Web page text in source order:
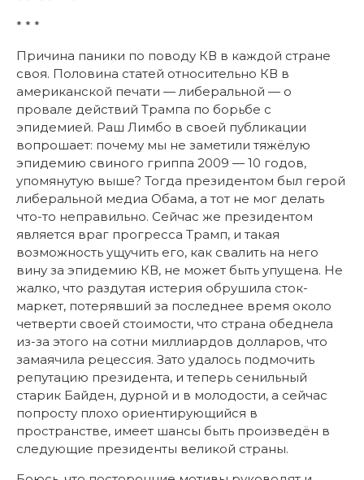
* * *
Причина паники по поводу КВ в каждой стране
своя. Половина статей относительно КВ в
американской печати — либеральной — о
провале действий Трампа по борьбе с
эпидемией. Раш Лимбо в своей публикации
вопрошает: почему мы не заметили тяжёлую
эпидемию свиного гриппа 2009 — 10 годов,
упомянутую выше? Тогда президентом был герой
либеральной медиа Обама, а тот не мог делать
что-то неправильно. Сейчас же президентом
является враг прогресса Трамп, и такая
возможность ущучить его, как свалить на него
вину за эпидемию КВ, не может быть упущена. Не
жалко, что раздутая истерия обрушила сток-
маркет, потерявший за последнее время около
четверти своей стоимости, что страна обеднела
из-за этого на сотни миллиардов долларов, что
замаячила рецессия. Зато удалось подмочить
репутацию президента, и теперь сенильный
старик Байден, дурной и в молодости, а сейчас
попросту плохо ориентирующийся в
пространстве, имеет шансы быть произведён в
следующие президенты великой страны.